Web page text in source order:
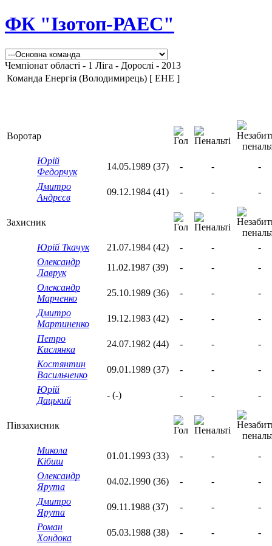
ФК "Ізотоп-РАЕС"
Чемпіонат області - 1 Ліга - Дорослі - 2013
Команда Енергія (Володимирець) [ ЕНЕ ]
Воротар
Юрій
Федорчук
14.05.1989 (37) - -
-
Дмитро
Андрєєв
09.12.1984 (41) - - -
Захисник
Юрій Ткачук 21.07.1984 (42) - -
-
Олександр
Лаврук
11.02.1987 (39) - -
-
Олександр
Марченко
25.10.1989 (36) - -
-
Дмитро
Мартиненко
19.12.1983 (42) - -
-
Петро
Кислянка
24.07.1982 (44) - -
-
Костянтин
Васильченко
09.01.1989 (37) - -
-
Юрій
Дацький
- (-) - - -
Півзахисник
Микола
Кібиш
01.01.1993 (33) - -
-
Олександр
Ярута
04.02.1990 (36) - -
-
Дмитро
Ярута
09.11.1988 (37) - -
-
Роман
Хондока
05.03.1988 (38) - -
-